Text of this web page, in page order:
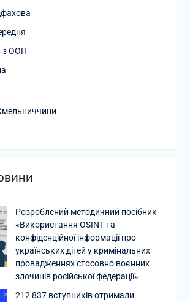
з ООП
Розроблений методичний посібник
«Використання OSINT та
конфіденційної інформації про
українських дітей у кримінальних
провадженнях стосовно воєнних
злочинів російської федерації»
212 837 вступників отримали